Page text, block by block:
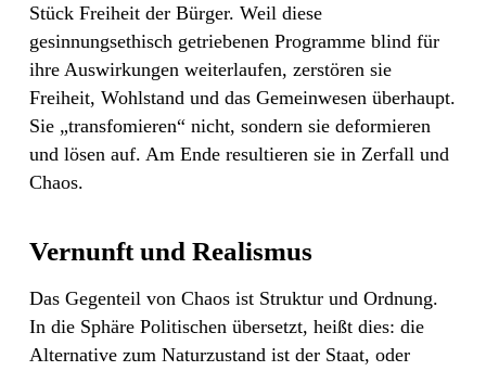
Stück Freiheit der Bürger. Weil diese
gesinnungsethisch getriebenen Programme blind für
ihre Auswirkungen weiterlaufen, zerstören sie
Freiheit, Wohlstand und das Gemeinwesen überhaupt.
Sie „transfomieren“ nicht, sondern sie deformieren
und lösen auf. Am Ende resultieren sie in Zerfall und
Chaos.
Vernunft und Realismus
Das Gegenteil von Chaos ist Struktur und Ordnung.
In die Sphäre Politischen übersetzt, heißt dies: die
Alternative zum Naturzustand ist der Staat, oder